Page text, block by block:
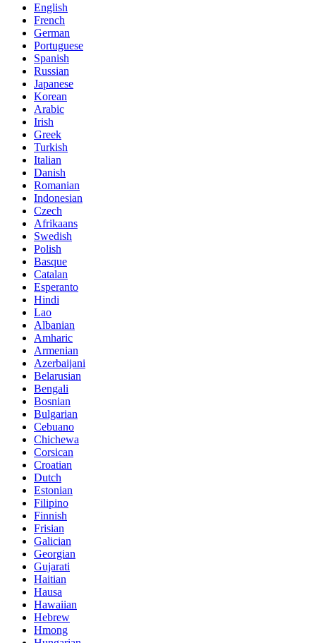
English
French
German
Portuguese
Spanish
Russian
Japanese
Korean
Arabic
Irish
Greek
Turkish
Italian
Danish
Romanian
Indonesian
Czech
Afrikaans
Swedish
Polish
Basque
Catalan
Esperanto
Hindi
Lao
Albanian
Amharic
Armenian
Azerbaijani
Belarusian
Bengali
Bosnian
Bulgarian
Cebuano
Chichewa
Corsican
Croatian
Dutch
Estonian
Filipino
Finnish
Frisian
Galician
Georgian
Gujarati
Haitian
Hausa
Hawaiian
Hebrew
Hmong